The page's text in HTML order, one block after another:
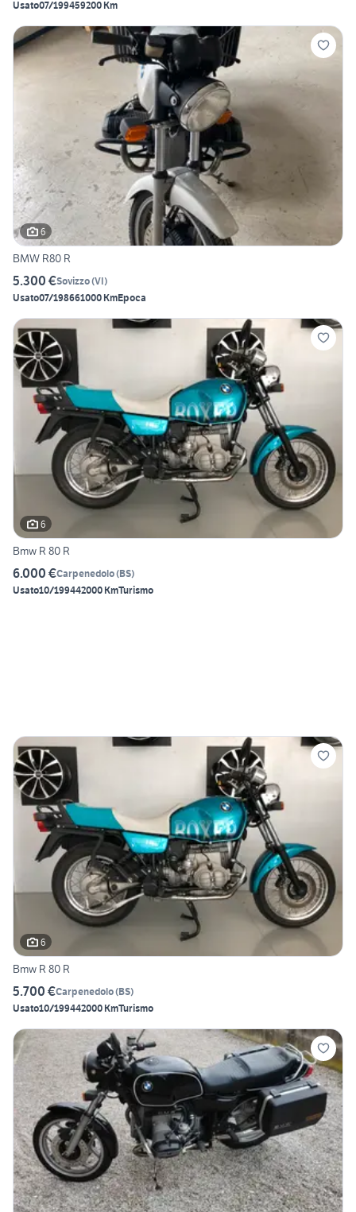
Usato07/199459200 Km
6
BMW R80 R
5.300 €Sovizzo(VI)
Usato07/198661000 KmEpoca
6
Bmw R 80 R
6.000 €Carpenedolo(BS)
Usato10/199442000 KmTurismo
6
Bmw R 80 R
5.700 €Carpenedolo(BS)
Usato10/199442000 KmTurismo